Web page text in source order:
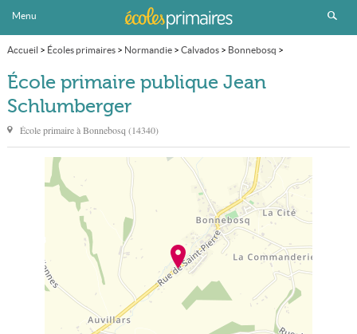
Menu
Accueil > Écoles primaires> Normandie> Calvados> Bonnebosq >
École primaire publique Jean Schlumberger
École primaire publique Jean
Schlumberger
École primaire àBonnebosq (14340)